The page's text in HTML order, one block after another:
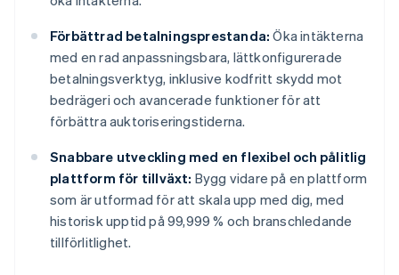
Förbättrad betalningsprestanda: Öka intäkterna
med en rad anpassningsbara, lättkonfigurerade
betalningsverktyg, inklusive kodfritt skydd mot
bedrägeri och avancerade funktioner för att
förbättra auktoriseringstiderna.
Snabbare utveckling med en flexibel och pålitlig
plattform för tillväxt: Bygg vidare på en plattform
som är utformad för att skala upp med dig, med
historisk upptid på 99,999 % och branschledande
tillförlitlighet.